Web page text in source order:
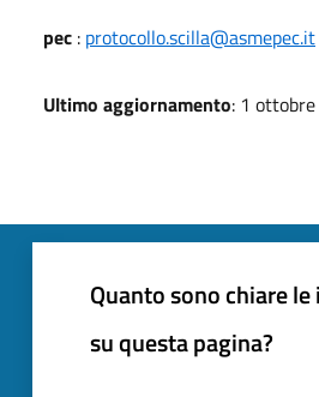
pec : protocollo.scilla@asmepec.it
Ultimo aggiornamento: 1
Quanto sono chiare
su questa pagina?